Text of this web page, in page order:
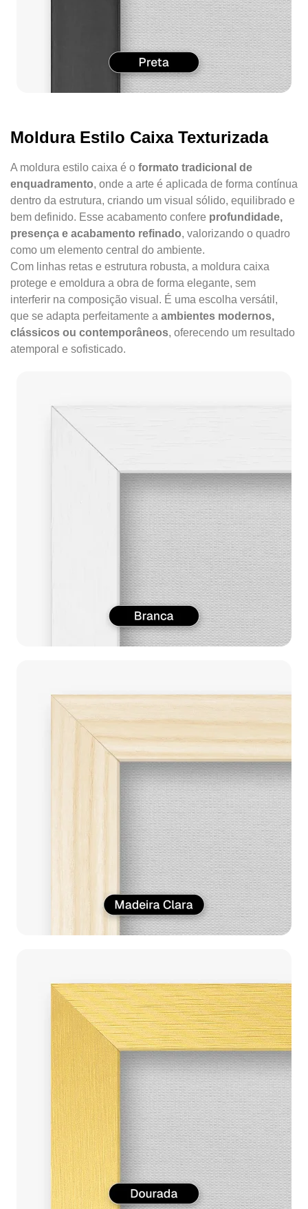
Moldura Estilo Caixa Texturizada
A moldura estilo caixa é o formato tradicional de
enquadramento, onde a arte é aplicada de forma contínua
dentro da estrutura, criando um visual sólido, equilibrado e
bem definido. Esse acabamento confere profundidade,
presença e acabamento refinado, valorizando o quadro
como um elemento central do ambiente.
Com linhas retas e estrutura robusta, a moldura caixa
protege e emoldura a obra de forma elegante, sem
interferir na composição visual. É uma escolha versátil,
que se adapta perfeitamente a ambientes modernos,
clássicos ou contemporâneos, oferecendo um resultado
atemporal e sofisticado.